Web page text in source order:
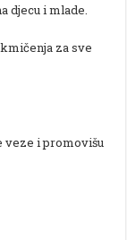
djecu i mlade.
za sve
veze i promovišu